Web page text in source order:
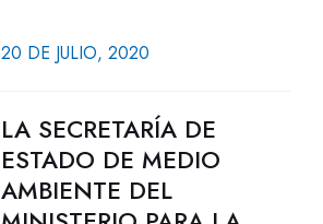
20 DE JULIO, 2020
LA SECRETARÍA DE
ESTADO DE MEDIO
AMBIENTE DEL